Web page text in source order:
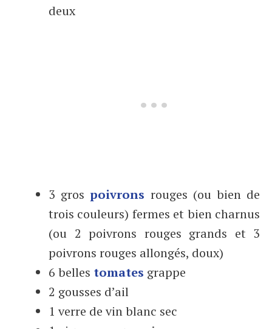
deux
3 grospoivrons rouges (ou bien de
trois couleurs) fermes et bien charnus
(ou 2 poivrons rouges grands et 3
poivrons rouges allongés, doux)
6 belles tomates grappe
2 gousses d’ail
1 verre de vin blanc sec